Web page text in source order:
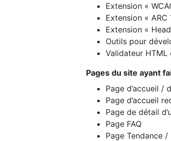
Extension «
Extension «
Extension «
Outils pour
Validateur HTML
Pages du site ayant
Page d’accueil /
Page d’accueil
Page de détail
Page FAQ
Page Tendance